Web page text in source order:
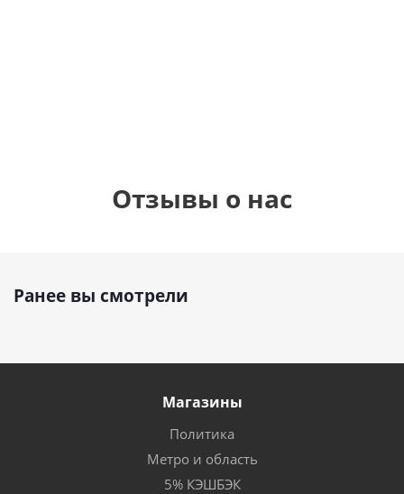
Отзывы о нас
Ранее вы смотрели
Магазины
Политика
Метро и область
5% КЭШБЭК